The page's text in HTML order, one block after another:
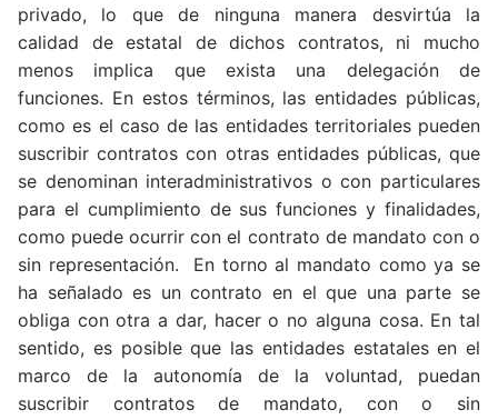
privado, lo que de ninguna manera desvirtúa la
calidad de estatal de dichos contratos, ni mucho
menos implica que exista una delegación de
funciones. En estos términos, las entidades públicas,
como es el caso de las entidades territoriales pueden
suscribir contratos con otras entidades públicas, que
se denominan interadministrativos o con particulares
para el cumplimiento de sus funciones y finalidades,
como puede ocurrir con el contrato de mandato con o
sin representación. En torno al mandato como ya se
ha señalado es un contrato en el que una parte se
obliga con otra a dar, hacer o no alguna cosa. En tal
sentido, es posible que las entidades estatales en el
marco de la autonomía de la voluntad, puedan
suscribir contratos de mandato, con o sin